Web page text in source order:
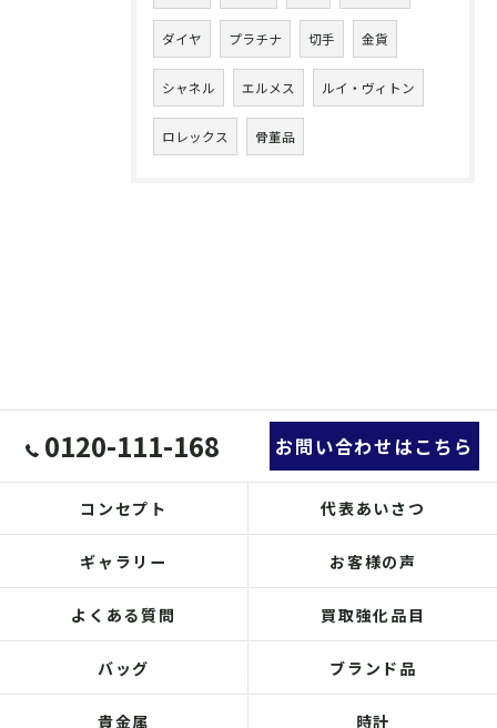
ダイヤ プラチナ 切手 金貨
シャネル エルメス ルイ・ヴィトン
ロレックス 骨董品
0120-111-168 お問い合わせはこちら
コンセプト 代表あいさつ
ギャラリー お客様の声
よくある質問 買取強化品目
バッグ ブランド品
貴金属 時計